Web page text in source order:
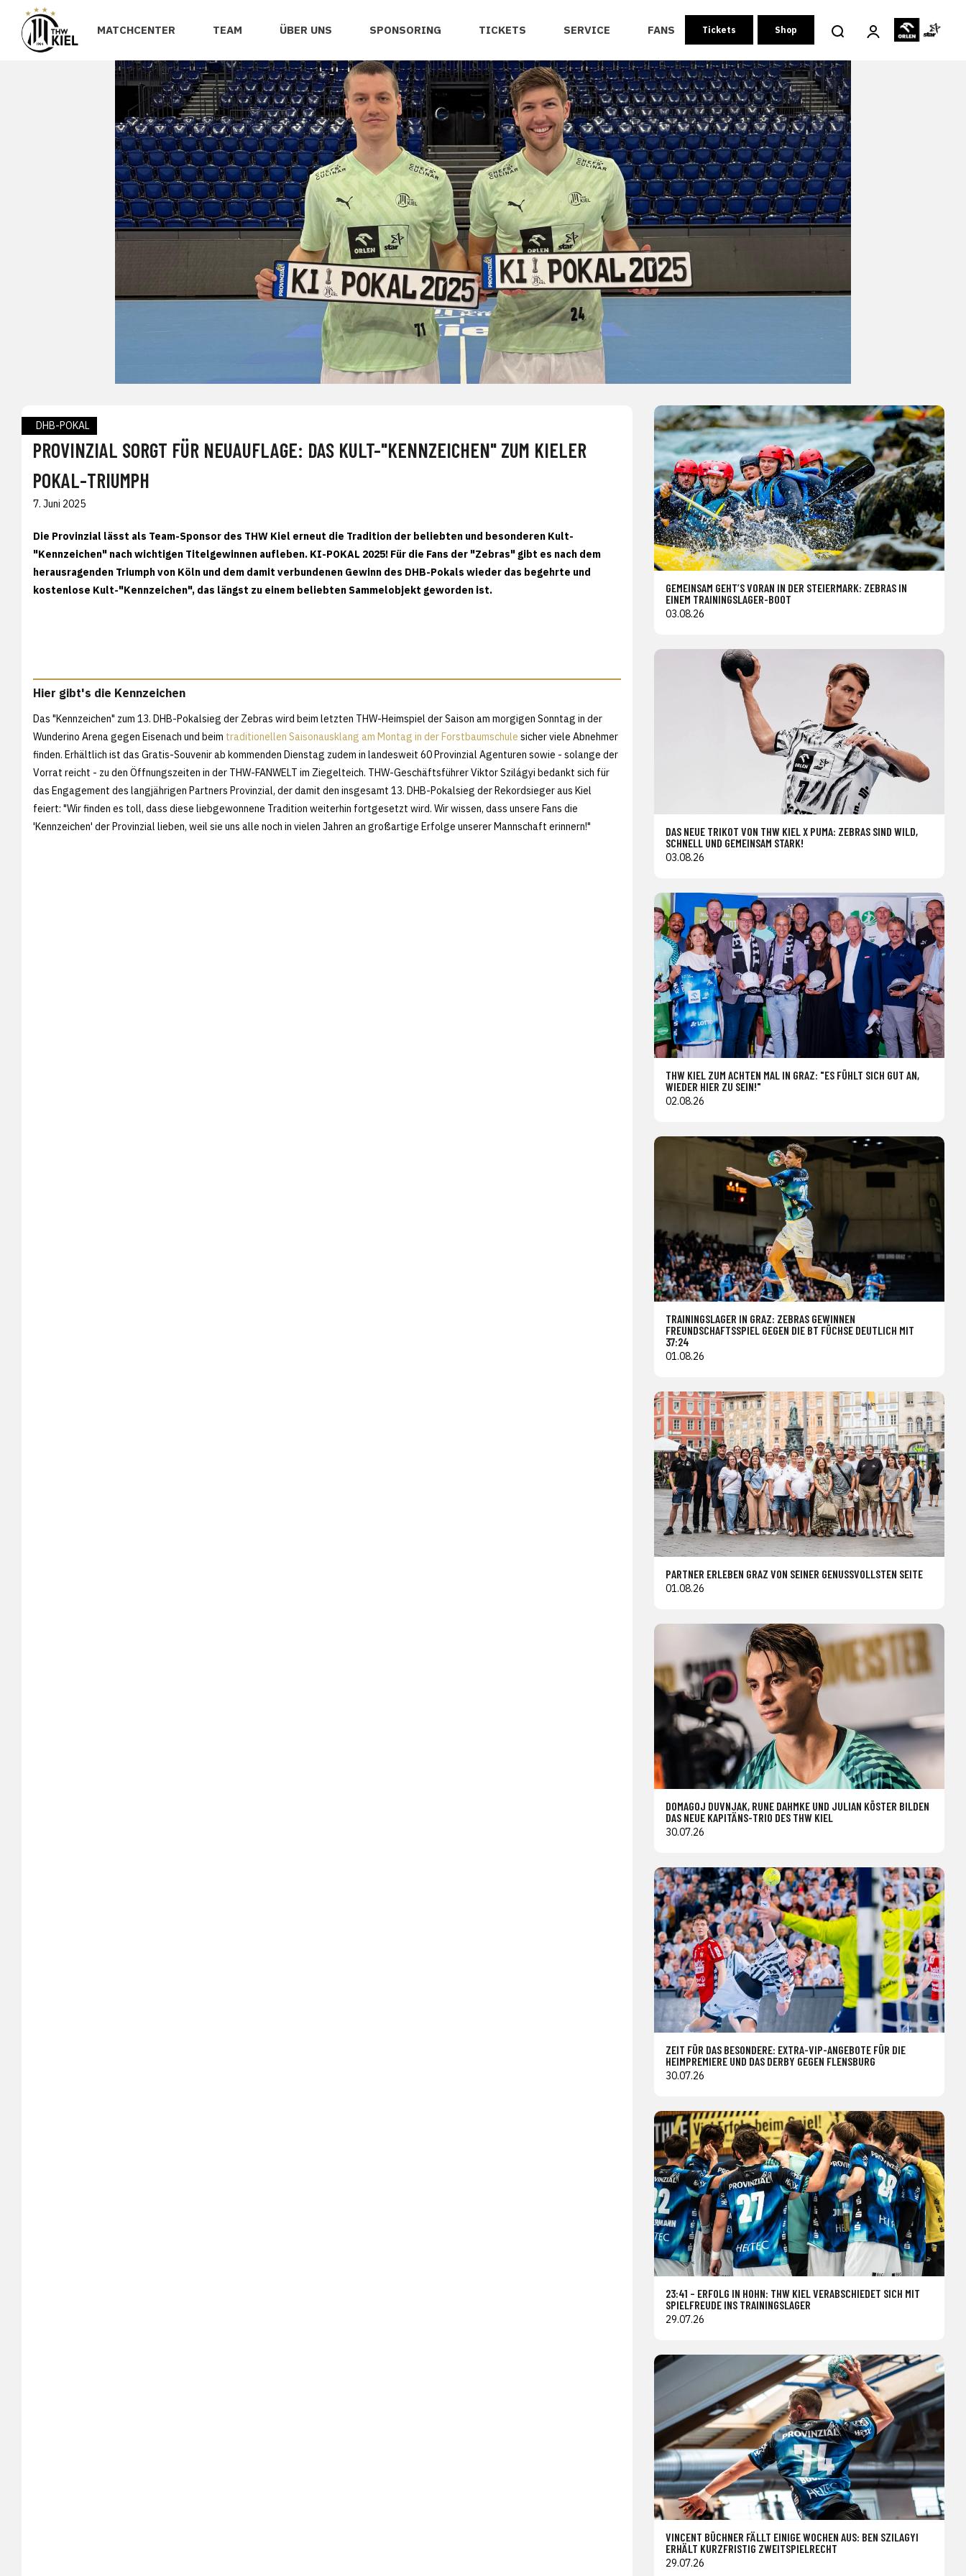
MATCHCENTER TEAM ÜBER UNS SPONSORING TICKETS SERVICE FANS Tickets Shop
DHB-POKAL
PROVINZIAL SORGT FÜR NEUAUFLAGE: DAS KULT-"KENNZEICHEN" ZUM KIELER
POKAL-TRIUMPH
7. Juni 2025
Die Provinzial lässt als Team-Sponsor des THW Kiel erneut die Tradition der beliebten und besonderen Kult-
"Kennzeichen" nach wichtigen Titelgewinnen aufleben. KI-POKAL 2025! Für die Fans der "Zebras" gibt es nach dem
herausragenden Triumph von Köln und dem damit verbundenen Gewinn des DHB-Pokals wieder das begehrte und
kostenlose Kult-"Kennzeichen", das längst zu einem beliebten Sammelobjekt geworden ist.
Hier gibt's die Kennzeichen
Das "Kennzeichen" zum 13. DHB-Pokalsieg der Zebras wird beim letzten THW-Heimspiel der Saison am morgigen Sonntag in der
Wunderino Arena gegen Eisenach und beim traditionellen Saisonausklang am Montag in der Forstbaumschule sicher viele Abnehmer
finden. Erhältlich ist das Gratis-Souvenir ab kommenden Dienstag zudem in landesweit 60 Provinzial Agenturen sowie - solange der
Vorrat reicht - zu den Öffnungszeiten in der THW-FANWELT im Ziegelteich. THW-Geschäftsführer Viktor Szilágyi bedankt sich für
das Engagement des langjährigen Partners Provinzial, der damit den insgesamt 13. DHB-Pokalsieg der Rekordsieger aus Kiel
feiert: "Wir finden es toll, dass diese liebgewonnene Tradition weiterhin fortgesetzt wird. Wir wissen, dass unsere Fans die
'Kennzeichen' der Provinzial lieben, weil sie uns alle noch in vielen Jahren an großartige Erfolge unserer Mannschaft erinnern!"
GEMEINSAM GEHT’S VORAN IN DER STEIERMARK: ZEBRAS IN
EINEM TRAININGSLAGER-BOOT
03.08.26
DAS NEUE TRIKOT VON THW KIEL X PUMA: ZEBRAS SIND WILD,
SCHNELL UND GEMEINSAM STARK!
03.08.26
THW KIEL ZUM ACHTEN MAL IN GRAZ: "ES FÜHLT SICH GUT AN,
WIEDER HIER ZU SEIN!"
02.08.26
TRAININGSLAGER IN GRAZ: ZEBRAS GEWINNEN
FREUNDSCHAFTSSPIEL GEGEN DIE BT FÜCHSE DEUTLICH MIT
37:24
01.08.26
PARTNER ERLEBEN GRAZ VON SEINER GENUSSVOLLSTEN SEITE
01.08.26
DOMAGOJ DUVNJAK, RUNE DAHMKE UND JULIAN KÖSTER BILDEN
DAS NEUE KAPITÄNS-TRIO DES THW KIEL
30.07.26
ZEIT FÜR DAS BESONDERE: EXTRA-VIP-ANGEBOTE FÜR DIE
HEIMPREMIERE UND DAS DERBY GEGEN FLENSBURG
30.07.26
23:41 – ERFOLG IN HOHN: THW KIEL VERABSCHIEDET SICH MIT
SPIELFREUDE INS TRAININGSLAGER
29.07.26
VINCENT BÜCHNER FÄLLT EINIGE WOCHEN AUS: BEN SZILAGYI
ERHÄLT KURZFRISTIG ZWEITSPIELRECHT
29.07.26